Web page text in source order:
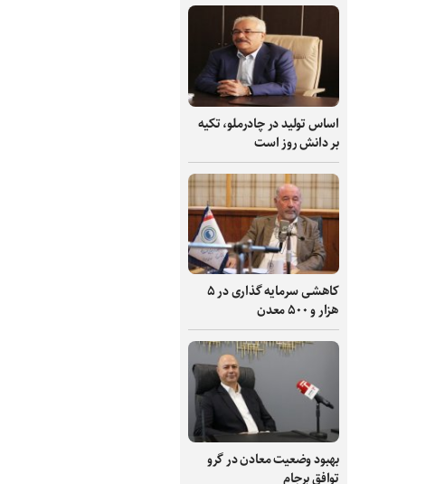
اساس تولید در چادرملو، تکیه
بر دانش‌ روز است
کاهشی سرمایه گذاری در ۵
هزار و ۵۰۰ معدن
بهبود وضعیت معادن در گرو
توافق برجام